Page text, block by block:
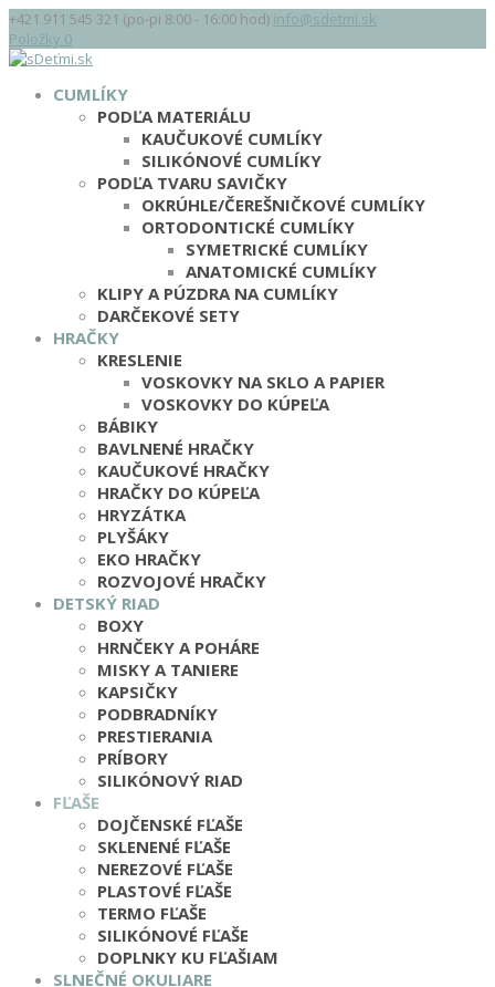
+421 911 545 321 (po-pi 8:00 - 16:00 hod) info@sdetmi.sk
Položky 0
CUMLÍKY
PODĽA MATERIÁLU
KAUČUKOVÉ CUMLÍKY
SILIKÓNOVÉ CUMLÍKY
PODĽA TVARU SAVIČKY
OKRÚHLE/ČEREŠNIČKOVÉ CUMLÍKY
ORTODONTICKÉ CUMLÍKY
SYMETRICKÉ CUMLÍKY
ANATOMICKÉ CUMLÍKY
KLIPY A PÚZDRA NA CUMLÍKY
DARČEKOVÉ SETY
HRAČKY
KRESLENIE
VOSKOVKY NA SKLO A PAPIER
VOSKOVKY DO KÚPEĽA
BÁBIKY
BAVLNENÉ HRAČKY
KAUČUKOVÉ HRAČKY
HRAČKY DO KÚPEĽA
HRYZÁTKA
PLYŠÁKY
EKO HRAČKY
ROZVOJOVÉ HRAČKY
DETSKÝ RIAD
BOXY
HRNČEKY A POHÁRE
MISKY A TANIERE
KAPSIČKY
PODBRADNÍKY
PRESTIERANIA
PRÍBORY
SILIKÓNOVÝ RIAD
FĽAŠE
DOJČENSKÉ FĽAŠE
SKLENENÉ FĽAŠE
NEREZOVÉ FĽAŠE
PLASTOVÉ FĽAŠE
TERMO FĽAŠE
SILIKÓNOVÉ FĽAŠE
DOPLNKY KU FĽAŠIAM
SLNEČNÉ OKULIARE